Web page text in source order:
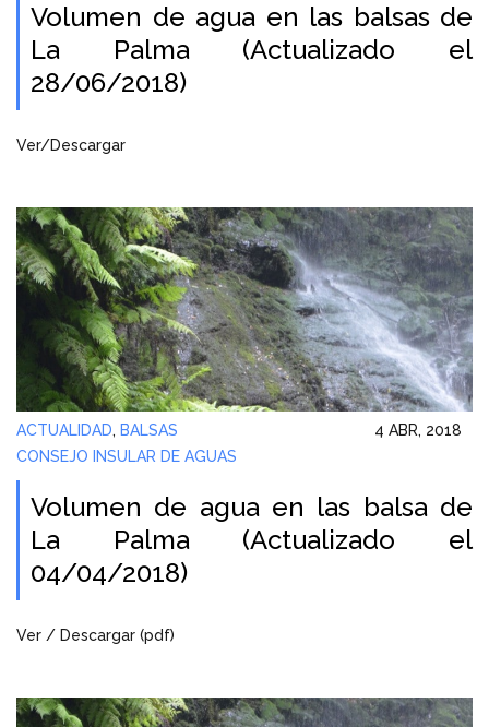
Volumen de agua en las balsas de
La Palma (Actualizado el
28/06/2018)
Ver/Descargar
ACTUALIDAD, BALSAS
4 ABR, 2018
CONSEJO INSULAR DE AGUAS
Volumen de agua en las balsa de
La Palma (Actualizado el
04/04/2018)
Ver / Descargar (pdf)